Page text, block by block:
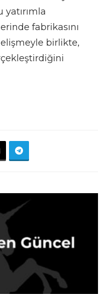
yatırımla
fabrikasını
birlikte,